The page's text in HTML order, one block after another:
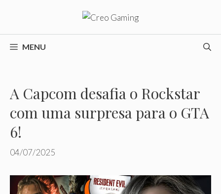
o
conteúdoMENU
A Capcom desafia o Rockstar
com uma surpresa para o GTA
6!
04/07/2025